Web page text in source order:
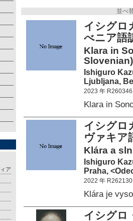
ア
並べ
イシグ
べニア語
Klara in
Slovenian)
Ishiguro
Ljubljana,
2023 年 R260346
Klara in
イシグ
ヴァキア
Klára a
Ishiguro
Praha,
2022 年 R262130
Klára je
イシグ